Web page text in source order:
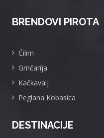
BRENDOVI PIROTA
Ćilim
Grnčarija
Kačkavalj
Peglana Kobasica
DESTINACIJE